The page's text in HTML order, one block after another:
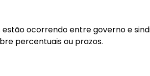
estão ocorrendo entre governo e
percentuais ou prazos.